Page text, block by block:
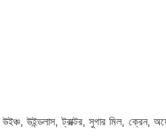
উইঞ্চ, উইন্ডলাস, ট্রাক্টর, সুগার মিল, ক্রেন,